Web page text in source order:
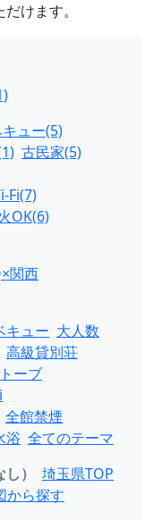
けます。
ュー(5)
古民家(5)
Fi(7)
OK(6)
関西
キュー 大人数
高級貸別荘
ーブ
全館禁煙
浴 全てのテーマ
）
埼玉県TOP
から探す